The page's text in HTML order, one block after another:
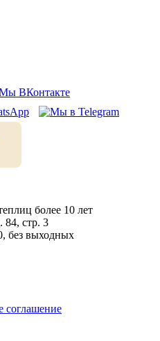
более 10 лет
84, стр. 3
без выходных
соглашение